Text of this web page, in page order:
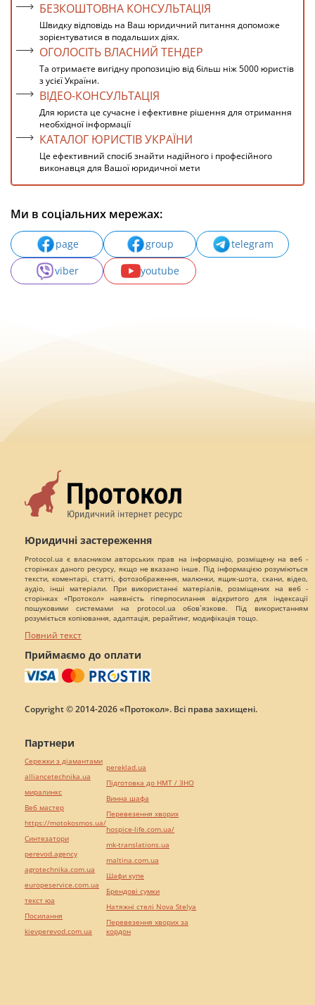
БЕЗКОШТОВНА КОНСУЛЬТАЦІЯ
Швидку відповідь на Ваш юридичний питання допоможе
зорієнтуватися в подальших діях.
ОГОЛОСІТЬ ВЛАСНИЙ ТЕНДЕР
Та отримаєте вигідну пропозицію від більш ніж 5000 юристів
з усієї України.
ВІДЕО-КОНСУЛЬТАЦІЯ
Для юриста це сучасне і ефективне рішення для отримання
необхідної інформації
КАТАЛОГ ЮРИСТІВ УКРАЇНИ
Це ефективний спосіб знайти надійного і професійного
виконавця для Вашої юридичної мети
Ми в соціальних мережах:
page group
telegram
viber
youtube
Юридичні застереження
Protocol.ua є власником авторських прав на інформацію, розміщену на веб -
сторінках даного ресурсу, якщо не вказано інше. Під інформацією розуміються
тексти, коментарі, статті, фотозображення, малюнки, ящик-шота, скани, відео,
аудіо, інші матеріали. При використанні матеріалів, розміщених на веб -
сторінках «Протокол» наявність гіперпосилання відкритого для індексації
пошуковими системами на protocol.ua обов`язкове. Під використанням
розуміється копіювання, адаптація, рерайтинг, модифікація тощо.
Повний текст
Приймаємо до оплати
Copyright © 2014-2026 «Протокол». Всі права захищені.
Партнери
Сережки з діамантами
alliancetechnika.ua
миралинкс
Веб мастер
https://motokosmos.ua/
Синтезатори
perevod.agency
agrotechnika.com.ua
europeservice.com.ua
текст юа
Посилання
kievperevod.com.ua
pereklad.ua
Підготовка до НМТ / ЗНО
Винна шафа
Перевезення хворих
hospice-life.com.ua/
mk-translations.ua
maltina.com.ua
Шафи купе
Брендові сумки
Натяжні стелі Nova Stelya
Перевезення хворих за
кордон